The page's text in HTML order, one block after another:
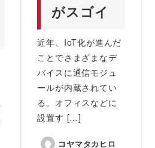
がスゴイ
近年、IoT化が進んだ
ことでさまざまなデ
バイスに通信モジュ
ールが内蔵されてい
る。オフィスなどに
設置す […]
コヤマタカヒロ